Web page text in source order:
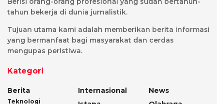
tahun bekerja di dunia jurnalistik.
Tujuan utama kami adalah memberikan berita informasi
yang bermanfaat bagi masyarakat dan cerdas
mengupas peristiwa.
Kategori
Berita
Teknologi
Internasional
News